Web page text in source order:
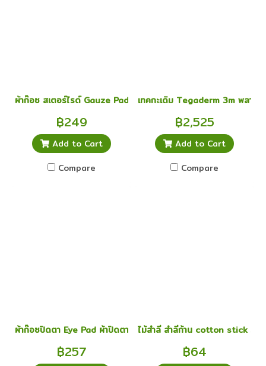
ผ้าก๊อซ สเตอร์ไรด์ Gauze Pad ผ้าก๊อซ 3x3 นิ้ว ยกกล่อง 20 ชิ้น
฿249
Add to Cart
Compare
เทคกะเดิม Tegaderm 3m พลา
฿2,525
Add to Cart
Compare
ผ้าก๊อซปิดตา Eye Pad ผ้าปิดตา สเตอร์ไรด์ sterile eye pad ยกก
฿257
ไม้สำลี สำลีก้าน cotton stick
฿64